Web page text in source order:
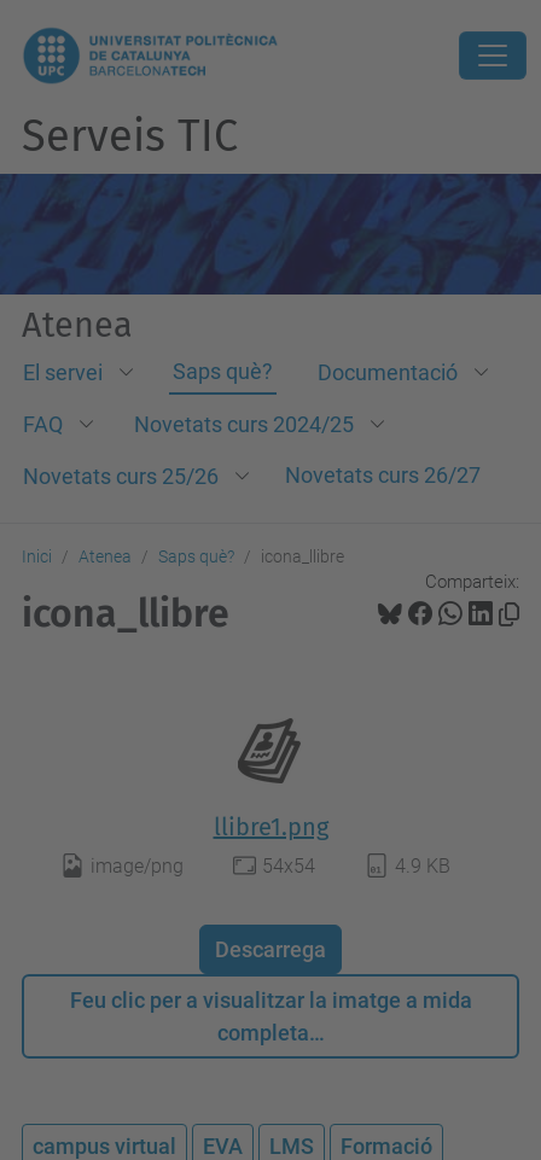
Serveis TIC
Atenea
El servei Saps què? Documentació
FAQ Novetats curs 2024/25
Novetats curs 25/26 Novetats curs 26/27
Inici Atenea Saps què? icona_llibre
Comparteix:
icona_llibre
llibre1.png
image/png 54x54 4.9 KB
Descarrega
Feu clic per a visualitzar la imatge a mida
completa…
campus virtual EVA LMS
Formació